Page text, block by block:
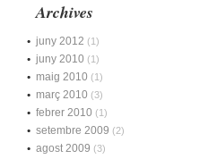
Archives
juny 2012 (1)
juny 2010 (1)
maig 2010 (1)
març 2010 (3)
febrer 2010 (1)
setembre 2009 (2)
agost 2009 (3)